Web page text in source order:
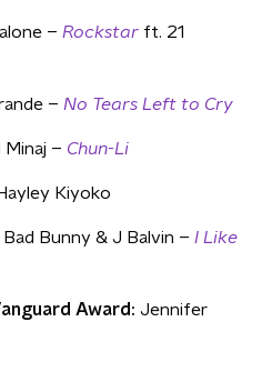
– Rockstar ft. 21
– No Tears Left to Cry
Minaj – Chun-Li
Kiyoko
Bad Bunny & J Balvin – I Like
Award: Jennifer